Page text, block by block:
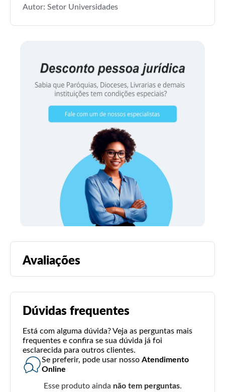
Autor: Setor Universidades
Avaliações
Dúvidas frequentes
Está com alguma dúvida? Veja as perguntas mais
frequentes e confira se sua dúvida já foi
esclarecida para outros clientes.
Se preferir, pode usar nosso Atendimento
Online
Esse produto ainda não tem perguntas.